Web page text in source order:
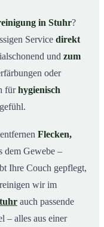
ab
gereinigt
in Stuhr?
Service direkt
und zum
oder
fürhygienisch
Flecken,
dem Gewebe –
Ihre Couch gepflegt,
wir im
auch passende
– alles aus einer